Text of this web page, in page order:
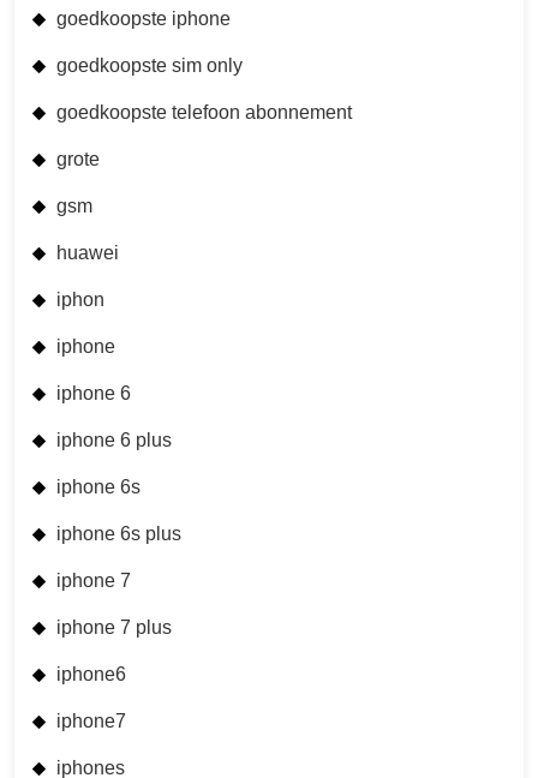
goedkoopste iphone
goedkoopste sim only
goedkoopste telefoon abonnement
grote
gsm
huawei
iphon
iphone
iphone 6
iphone 6 plus
iphone 6s
iphone 6s plus
iphone 7
iphone 7 plus
iphone6
iphone7
iphones